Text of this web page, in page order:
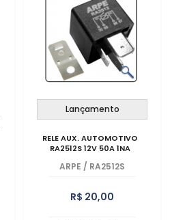
Lançamento
RELE AUX. AUTOMOTIVO
RA2512S 12V 50A 1NA
ARPE / RA2512S
R$ 20,00